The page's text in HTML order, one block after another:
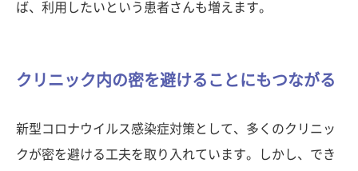
ば、利用したいという患者さんも増えます。
クリニック内の密を避けることにもつながる
新型コロナウイルス感染症対策として、多くのクリニッ
クが密を避ける工夫を取り入れています。しかし、でき